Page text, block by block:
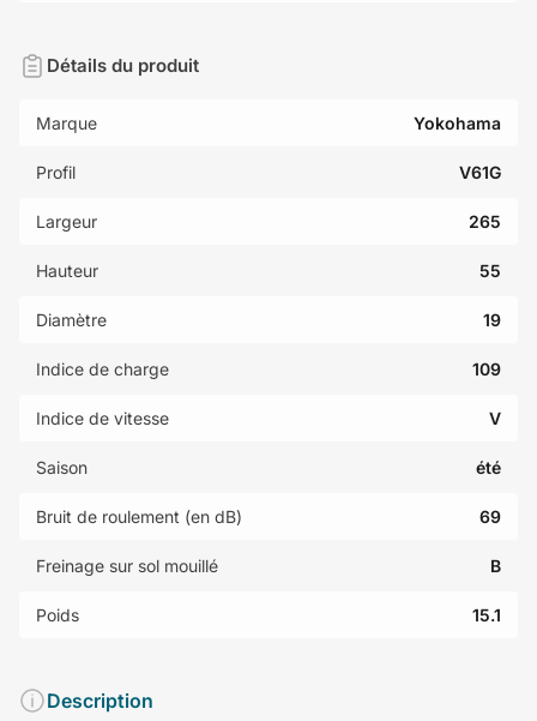
Détails du produit
Marque Yokohama
Profil V61G
Largeur 265
Hauteur 55
Diamètre 19
Indice de charge 109
Indice de vitesse V
Saison été
Bruit de roulement (en dB) 69
Freinage sur sol mouillé B
Poids 15.1
Description